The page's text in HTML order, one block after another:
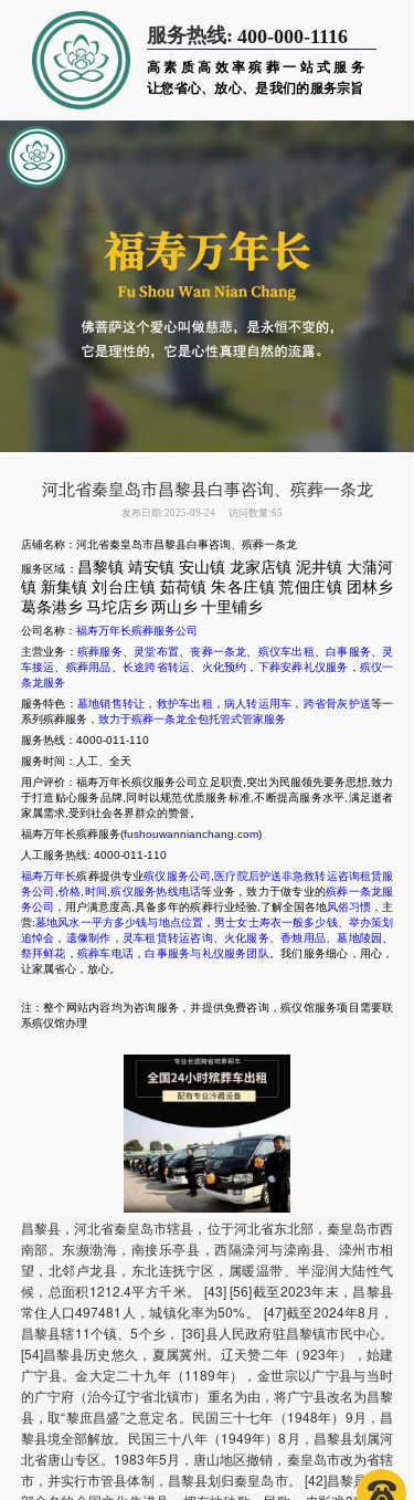
服务热线: 400-000-1116
高素质高效率殡葬一站式服务
让您省心、放心、是我们的服务宗旨
河北省秦皇岛市昌黎县白事咨询、殡葬一条龙
发布日期:2025-09-24 访问数量:65
店铺名称：河北省秦皇岛市昌黎县白事咨询、殡葬一条龙
服务区域： 昌黎镇 靖安镇 安山镇 龙家店镇 泥井镇 大蒲河
镇 新集镇 刘台庄镇 茹荷镇 朱各庄镇 荒佃庄镇 团林乡
葛条港乡 马坨店乡 两山乡 十里铺乡
公司名称： 福寿万年长殡葬服务公司
主营业务： 殡葬服务、 灵堂布置 、丧葬一条龙 殡仪车出租 、白事服务
灵
车接运
殡葬用品 长途跨省转运 火化预约 ， 下葬安葬礼仪服务 ， 殡仪一
条龙服务
服务特色： 墓地销售转让 ， 救护车出租 ， 病人转运用车 ， 跨省骨灰护送等一
系列殡葬服务， 致力于殡葬一条龙全包托管式管家服务
服务热线：4000-011-110
服务时间：人工、全天
用户评价：福寿万年长殡仪服务公司立足职责,突出为民服领先要务思想,致力
于打造贴心服务品牌,同时以规范优质服务标准,不断提高服务水平,满足逝者
家属需求,受到社会各界群众的赞誉。
福寿万年长殡葬服务(fushouwannianchang.com)
人工服务热线: 4000-011-110
福寿万年长殡葬提供专业殡仪服务公司 医疗院后护送非急救转运咨询租赁服
务公司 价格 时间 殡仪服务热线电话等业务，致力于做专业的殡葬一条龙服
务公司
，用户满意度高,具备多年的殡葬行业经验,了解全国各地风俗习惯 ，主
营:墓地风水一平方多少钱与地点位置 ， 男士女士寿衣一般多少钱、 举办策划
追悼会 ， 遗像制作 ， 灵车租赁转运咨询、 火化服务、香烛用品 、墓地陵园
祭拜鲜花 ， 殡葬车电话 ，白事服务与礼仪服务团队
。我们服务细心，用心，
让家属省心，放心。
注：整个网站内容均为咨询服务，并提供免费咨询，殡仪馆服务项目需要联
系殡仪馆办理
昌黎县，河北省秦皇岛市辖县，位于河北省东北部，秦皇岛市西
南部。东濒渤海，南接乐亭县，西隔滦河与滦南县、滦州市相
望，北邻卢龙县，东北连抚宁区，属暖温带、半湿润大陆性气
候，总面积1212.4平方千米。 [43] [56]截至2023年末，昌黎县
常住人口497481人，城镇化率为50%。 [47]截至2024年8月，
昌黎县辖11个镇、5个乡， [36]县人民政府驻昌黎镇市民中心。
[54]昌黎县历史悠久，夏属冀州。辽天赞二年（923年），始建
广宁县。金大定二十九年（1189年），金世宗以广宁县与当时
的广宁府（治今辽宁省北镇市）重名为由，将广宁县改名为昌黎
县，取“黎庶昌盛”之意定名。民国三十七年（1948年）9月，昌
黎县境全部解放。民国三十八年（1949年）8月，昌黎县划属河
北省唐山专区。1983年5月，唐山地区撤销，秦皇岛市改为省辖
市，并实行市管县体制，昌黎县划归秦皇岛市。 [42]昌黎是文化